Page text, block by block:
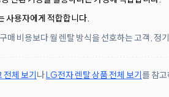
사용자에게 적합합니다.
매 비용보다 월 렌탈 방식을 선호하는 고객, 정
전체 보기나LG전자 렌탈 상품 전체 보기를 참고